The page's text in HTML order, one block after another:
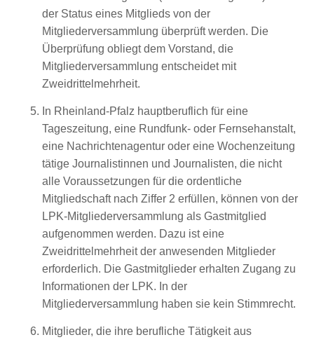
der Status eines Mitglieds von der
Mitgliederversammlung überprüft werden. Die
Überprüfung obliegt dem Vorstand, die
Mitgliederversammlung entscheidet mit
Zweidrittelmehrheit.
In Rheinland-Pfalz hauptberuflich für eine
Tageszeitung, eine Rundfunk- oder Fernsehanstalt,
eine Nachrichtenagentur oder eine Wochenzeitung
tätige Journalistinnen und Journalisten, die nicht
alle Voraussetzungen für die ordentliche
Mitgliedschaft nach Ziffer 2 erfüllen, können von der
LPK-Mitgliederversammlung als Gastmitglied
aufgenommen werden. Dazu ist eine
Zweidrittelmehrheit der anwesenden Mitglieder
erforderlich. Die Gastmitglieder erhalten Zugang zu
Informationen der LPK. In der
Mitgliederversammlung haben sie kein Stimmrecht.
Mitglieder, die ihre berufliche Tätigkeit aus